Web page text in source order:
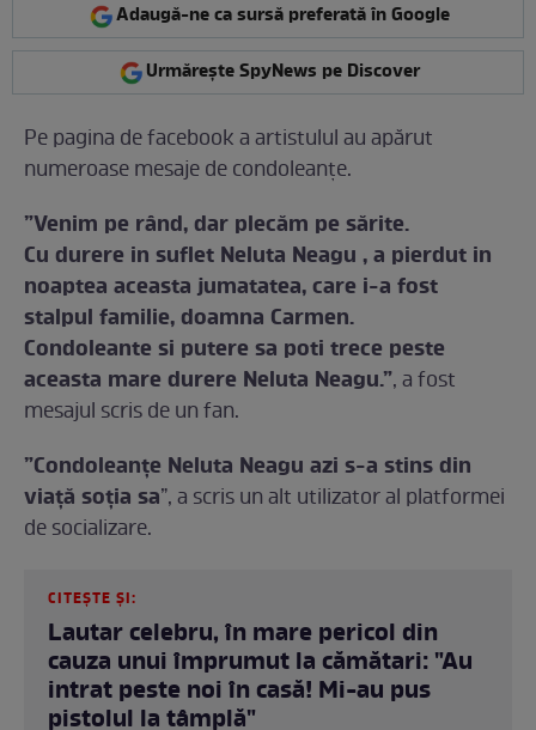
Adaugă-ne ca sursă preferată în Google
Urmărește SpyNews pe Discover
Pe pagina de facebook a artistulul au apărut
numeroase mesaje de condoleanțe.
”Venim pe rând, dar plecăm pe sărite.
Cu durere in suflet Neluta Neagu , a pierdut in
noaptea aceasta jumatatea, care i-a fost
stalpul familie, doamna Carmen.
Condoleante si putere sa poti trece peste
aceasta mare durere Neluta Neagu.”, a fost
mesajul scris de un fan.
”Condoleanțe Neluta Neagu azi s-a stins din
viață soția sa”, a scris un alt utilizator al platformei
de socializare.
CITEȘTE ȘI:
Lautar celebru, în mare pericol din
cauza unui împrumut la cămătari: "Au
intrat peste noi în casă! Mi-au pus
pistolul la tâmplă"